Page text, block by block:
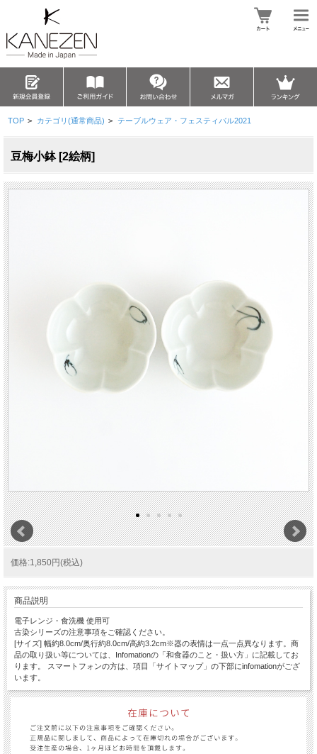
TOP > カテゴリ(通常商品) > テーブルウェア・フェスティバル2021
豆梅小鉢 [2絵柄]
価格:1,850円(税込)
商品説明
電子レンジ・食洗機 使用可
古染シリーズの注意事項をご確認ください。
[サイズ] 幅約8.0cm/奥行約8.0cm/高約3.2cm※器の表情は一点一点異なります。商
品の取り扱い等については、Infomationの「和食器のこと・扱い方」に記載してお
ります。 スマートフォンの方は、項目「サイトマップ」の下部にinfomationがござ
います。